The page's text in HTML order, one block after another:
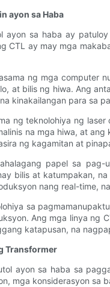
ayon sa Haba
sa haba ay
CTL ay may mga
ng mga computer
at bilis ng hiwa. Ang
kinakailangan para sa
ng teknolohiya ng
na mga hiwa, at
ng kagamitan at
papel sa
bilis at katumpakan,
nang real-time,
sa
Ang mga linya
katapusan, na
Transformer
ayon sa haba sa
mga konsiderasyon sa